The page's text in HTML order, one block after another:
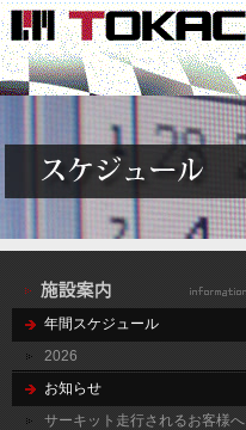
年間スケジュール
2026
お知らせ
サーキット走行されるお客様へ